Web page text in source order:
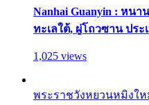
Nanhai Guanyin : หน
ทะเลใต้, ผู่โถวซาน ประ
1,025 views
พระราชวังหยวนหมิงใหม่